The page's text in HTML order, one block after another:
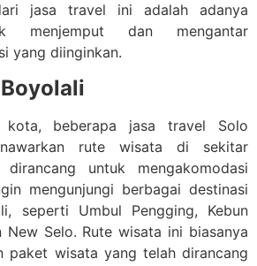
jasa travel ini adalah adanya
menjemput dan mengantar
yang diinginkan.
beberapa jasa travel Solo
rute wisata di sekitar
untuk mengakomodasi
mengunjungi berbagai destinasi
seperti Umbul Pengging, Kebun
New Selo. Rute wisata ini biasanya
paket wisata yang telah dirancang